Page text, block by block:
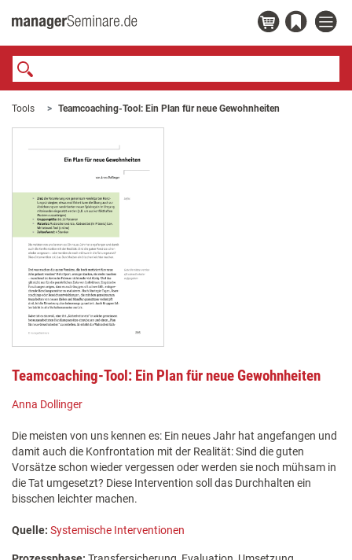
Tools Teamcoaching-Tool: Ein Plan für neue Gewohnheiten
Teamcoaching-Tool: Ein Plan für neue Gewohnheiten
Anna Dollinger
Die meisten von uns kennen es: Ein neues Jahr hat angefangen und
damit auch die Konfrontation mit der Realität: Sind die guten
Vorsätze schon wieder vergessen oder werden sie noch mühsam in
die Tat umgesetzt? Diese Intervention soll das Durchhalten ein
bisschen leichter machen.
Quelle: Systemische Interventionen